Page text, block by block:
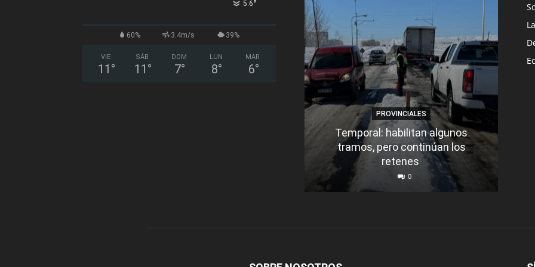
5.6°
60% 3.4m/s 39%
VIE
11 °
SÁB
11 °
DOM
7°
LUN
8°
MAR
6°
PROVINCIALES
Temporal: habilitan algunos
tramos, pero continúan los
retenes
0